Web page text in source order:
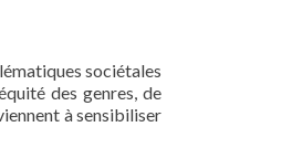
sociétales
des genres, de
à sensibiliser